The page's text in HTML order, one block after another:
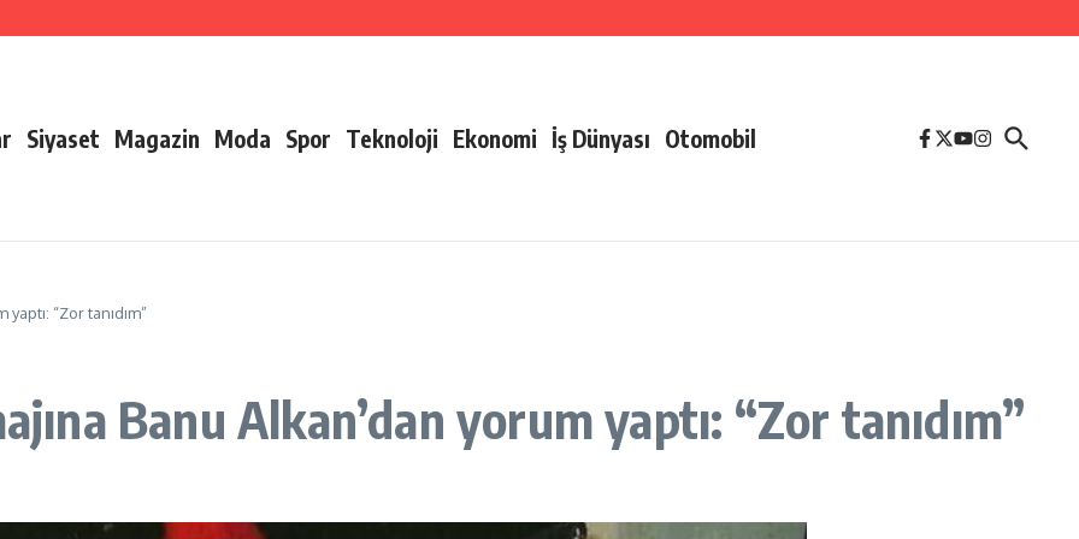
Siyaset Magazin Moda Spor Teknoloji Ekonomi İş Dünyası Otomobil
“Zor tanıdım”
Banu Alkan’dan yorum yaptı: “Zor tanıdım”